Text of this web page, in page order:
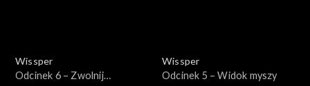
Wissper
Odcinek 6 – Zwolnij
Wissper
Odcinek 5 – Widok myszy